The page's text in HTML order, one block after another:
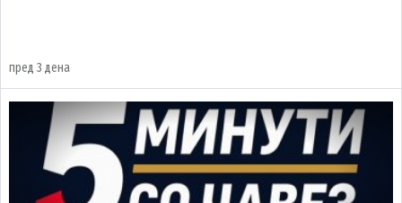
пред 3 дена